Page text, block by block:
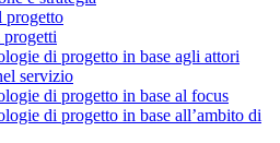
progetto
di progetto in base agli attori
servizio
di progetto in base al focus
di progetto in base all’ambito di